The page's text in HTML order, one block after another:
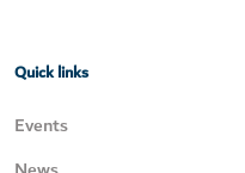
Quick links
Events